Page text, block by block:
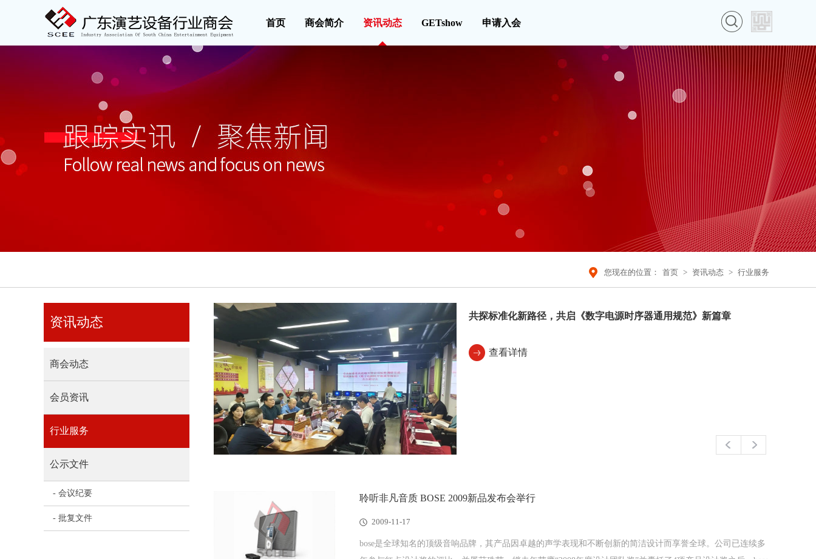
首页 商会简介 资讯动态 GETshow 申请入会
您现在的位置： 首页 > 资讯动态 > 行业服务
资讯动态
商会动态
会员资讯
行业服务
公示文件
- 会议纪要
- 批复文件
正式启动！立即行动锁定您的心仪展位！ 共探标准化新路径，共启《数字电源时序器通用规范》新篇章
查看详情
聆听非凡音质 BOSE 2009新品发布会举行
2009-11-17
bose是全球知名的顶级音响品牌，其产品因卓越的声学表现和不断创新的简洁设计而享誉全球。公司已连续多